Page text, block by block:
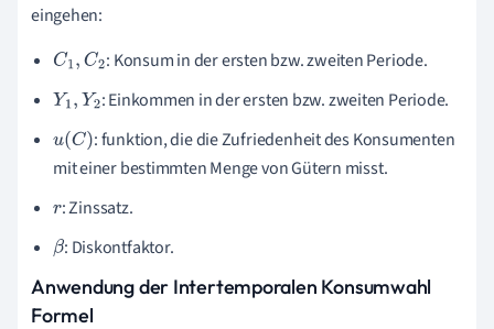
eingehen:
C1,C2 : Konsum in der ersten bzw. zweiten Periode.
Y1,Y 2 : Einkommen in der ersten bzw. zweiten Periode.
u(C) : funktion, die die Zufriedenheit des Konsumenten
mit einer bestimmten Menge von Gütern misst.
r: Zinssatz.
β: Diskontfaktor.
Anwendung der Intertemporalen Konsumwahl
Formel